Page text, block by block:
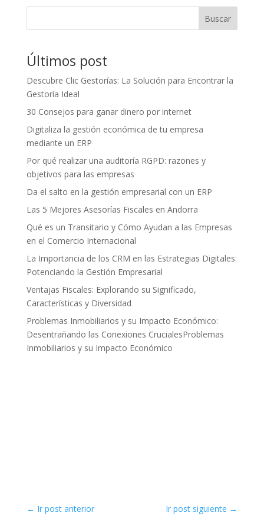
Buscar
Últimos post
Descubre Clic Gestorías: La Solución para Encontrar la
Gestoría Ideal
30 Consejos para ganar dinero por internet
Digitaliza la gestión económica de tu empresa
mediante un ERP
Por qué realizar una auditoría RGPD: razones y
objetivos para las empresas
Da el salto en la gestión empresarial con un ERP
Las 5 Mejores Asesorías Fiscales en Andorra
Qué es un Transitario y Cómo Ayudan a las Empresas
en el Comercio Internacional
La Importancia de los CRM en las Estrategias Digitales:
Potenciando la Gestión Empresarial
Ventajas Fiscales: Explorando su Significado,
Características y Diversidad
Problemas Inmobiliarios y su Impacto Económico:
Desentrañando las Conexiones CrucialesProblemas
Inmobiliarios y su Impacto Económico
← Ir post anterior Ir post siguiente →